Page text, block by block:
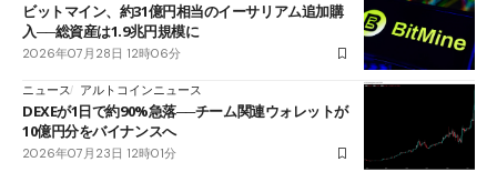
ビットマイン、約31億円相当のイーサリアム追加購
入──総資産は1.9兆円規模に
2026年07月28日 12時06分
ニュース アルトコインニュース
DEXEが1日で約90%急落──チーム関連ウォレットが
10億円分をバイナンスへ
2026年07月23日 12時01分